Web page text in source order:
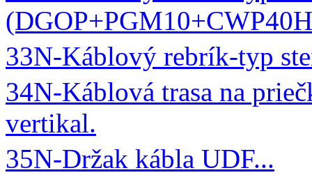
33N-Káblový rebrík-typ
34N-Káblová trasa na
vertikal.
35N-Držak kábla UDF...